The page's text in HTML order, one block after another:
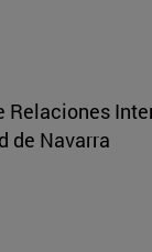
Relaciones
de Navarra